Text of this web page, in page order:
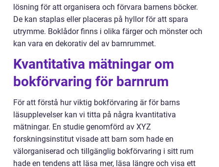
lösning för att organisera och förvara barnens böcker.
De kan staplas eller placeras på hyllor för att spara
utrymme. Boklådor finns i olika färger och mönster och
kan vara en dekorativ del av barnrummet.
Kvantitativa mätningar om
bokförvaring för barnrum
För att förstå hur viktig bokförvaring är för barns
läsupplevelser kan vi titta på några kvantitativa
mätningar. En studie genomförd av XYZ
forskningsinstitut visade att barn som hade en
välorganiserad och tillgänglig bokförvaring i sitt rum
hade en tendens att läsa mer, läsa längre och visa ett